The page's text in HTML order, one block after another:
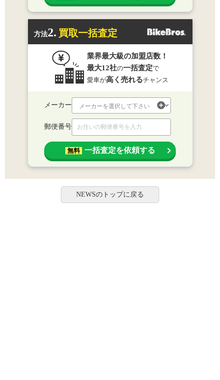
方法2. 買取一括査定
業界最大級の加盟店数！
最大12社の一括査定で
愛車が高く売れるチャンス
メーカー
郵便番号
無料 一括査定を依頼する
NEWSのトップに戻る